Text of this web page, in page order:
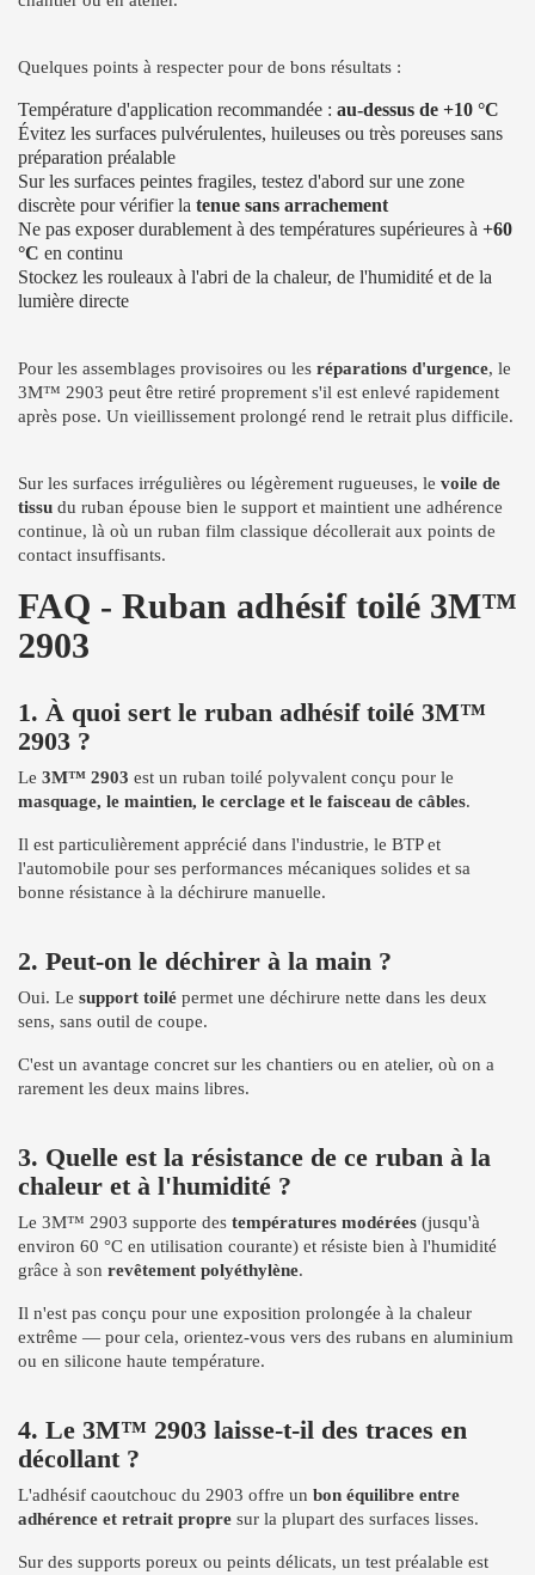
Quelques points à respecter pour de bons résultats :
Température d'application recommandée : au-dessus de +10 °C
Évitez les surfaces pulvérulentes, huileuses ou très poreuses sans
préparation préalable
Sur les surfaces peintes fragiles, testez d'abord sur une zone
discrète pour vérifier la tenue sans arrachement
Ne pas exposer durablement à des températures supérieures à +60
°C en continu
Stockez les rouleaux à l'abri de la chaleur, de l'humidité et de la
lumière directe
Pour les assemblages provisoires ou les réparations d'urgence, le
3M™ 2903 peut être retiré proprement s'il est enlevé rapidement
après pose. Un vieillissement prolongé rend le retrait plus difficile.
Sur les surfaces irrégulières ou légèrement rugueuses, le voile de
tissu du ruban épouse bien le support et maintient une adhérence
continue, là où un ruban film classique décollerait aux points de
contact insuffisants.
FAQ - Ruban adhésif toilé 3M™
2903
1. À quoi sert le ruban adhésif toilé 3M™
2903 ?
Le 3M™ 2903 est un ruban toilé polyvalent conçu pour le
masquage, le maintien, le cerclage et le faisceau de câbles.
Il est particulièrement apprécié dans l'industrie, le BTP et
l'automobile pour ses performances mécaniques solides et sa
bonne résistance à la déchirure manuelle.
2. Peut-on le déchirer à la main ?
Oui. Le support toilé permet une déchirure nette dans les deux
sens, sans outil de coupe.
C'est un avantage concret sur les chantiers ou en atelier, où on a
rarement les deux mains libres.
3. Quelle est la résistance de ce ruban à la
chaleur et à l'humidité ?
Le 3M™ 2903 supporte des températures modérées (jusqu'à
environ 60 °C en utilisation courante) et résiste bien à l'humidité
grâce à son revêtement polyéthylène.
Il n'est pas conçu pour une exposition prolongée à la chaleur
extrême — pour cela, orientez-vous vers des rubans en aluminium
ou en silicone haute température.
4. Le 3M™ 2903 laisse-t-il des traces en
décollant ?
L'adhésif caoutchouc du 2903 offre un bon équilibre entre
adhérence et retrait propre sur la plupart des surfaces lisses.
Sur des supports poreux ou peints délicats, un test préalable est